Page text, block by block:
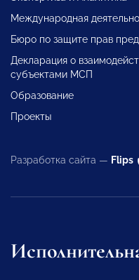
Международная
Бюро по защите прав
Декларация о
субъектами МСП
Образование
Проекты
Разработка сайта — Flips